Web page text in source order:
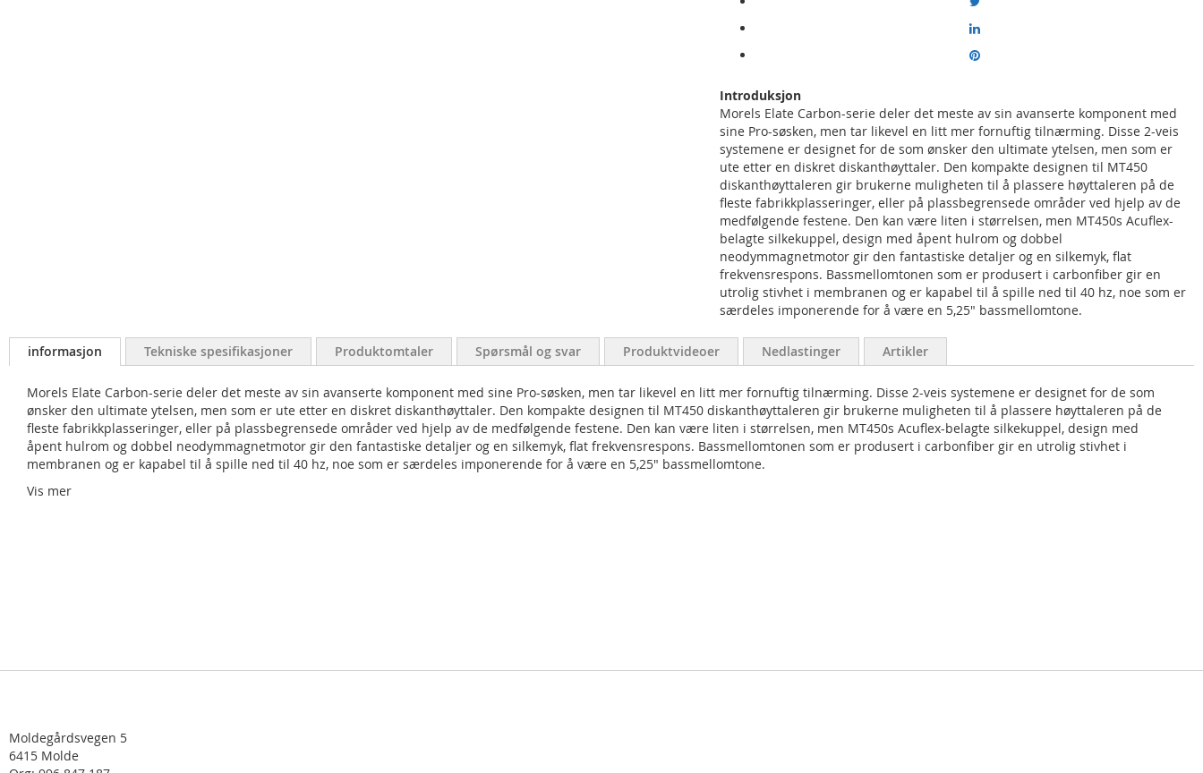
Introduksjon
Morels Elate Carbon-serie deler det meste av sin avanserte komponent med
sine Pro-søsken, men tar likevel en litt mer fornuftig tilnærming. Disse 2-veis
systemene er designet for de som ønsker den ultimate ytelsen, men som er
ute etter en diskret diskanthøyttaler. Den kompakte designen til MT450
diskanthøyttaleren gir brukerne muligheten til å plassere høyttaleren på de
fleste fabrikkplasseringer, eller på plassbegrensede områder ved hjelp av de
medfølgende festene. Den kan være liten i størrelsen, men MT450s Acuflex-
belagte silkekuppel, design med åpent hulrom og dobbel
neodymmagnetmotor gir den fantastiske detaljer og en silkemyk, flat
frekvensrespons. Bassmellomtonen som er produsert i carbonfiber gir en
utrolig stivhet i membranen og er kapabel til å spille ned til 40 hz, noe som er
særdeles imponerende for å være en 5,25" bassmellomtone.
informasjon
Morels Elate Carbon-serie deler det meste av sin avanserte komponent med sine Pro-søsken, men tar likevel en litt mer fornuftig tilnærming. Disse 2-veis systemene er designet for de som
ønsker den ultimate ytelsen, men som er ute etter en diskret diskanthøyttaler. Den kompakte designen til MT450 diskanthøyttaleren gir brukerne muligheten til å plassere høyttaleren på de
fleste fabrikkplasseringer, eller på plassbegrensede områder ved hjelp av de medfølgende festene. Den kan være liten i størrelsen, men MT450s Acuflex-belagte silkekuppel, design med
åpent hulrom og dobbel neodymmagnetmotor gir den fantastiske detaljer og en silkemyk, flat frekvensrespons. Bassmellomtonen som er produsert i carbonfiber gir en utrolig stivhet i
membranen og er kapabel til å spille ned til 40 hz, noe som er særdeles imponerende for å være en 5,25" bassmellomtone.
Vis mer
Tekniske spesifikasjoner Produktomtaler Spørsmål og svar Produktvideoer Nedlastinger Artikler
Moldegårdsvegen 5
6415 Molde